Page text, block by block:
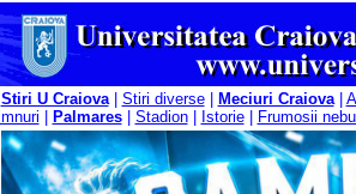
Stiri U Craiova| Stiri diverse| Meciuri Craiova|
Imnuri Palmares| Stadion| Istorie| Frumosii